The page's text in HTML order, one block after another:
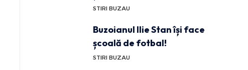
STIRI BUZAU
Buzoianul Ilie Stan își face
școală de fotbal!
STIRI BUZAU